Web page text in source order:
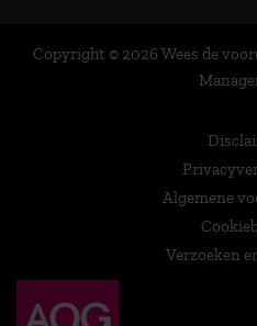
Copyright © 2026 Wees de
Algemene
Verzoeken